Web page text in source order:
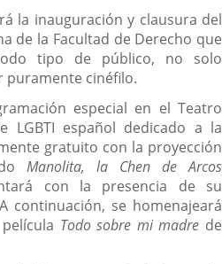
la inauguración y clausura del
de la Facultad de Derecho que
tipo de público, no solo
puramente cinéfilo.
especial en el Teatro
LGBTI español dedicado a la
gratuito con la proyección
Manolita, la Chen de Arcos
con la presencia de su
continuación, se homenajeará
Todo sobre mi madre de